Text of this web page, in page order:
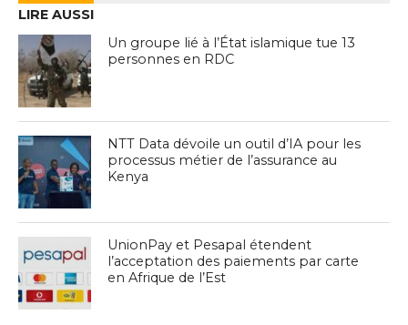
LIRE AUSSI
Un groupe lié à l’État islamique tue 13
personnes en RDC
NTT Data dévoile un outil d’IA pour les
processus métier de l’assurance au
Kenya
UnionPay et Pesapal étendent
l’acceptation des paiements par carte
en Afrique de l’Est